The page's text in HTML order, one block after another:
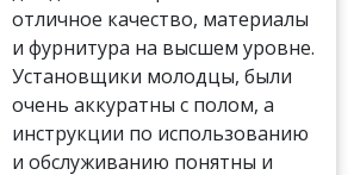
отличное качество, материалы
и фурнитура на высшем уровне.
Установщики молодцы, были
очень аккуратны с полом, а
инструкции по использованию
и обслуживанию понятны и